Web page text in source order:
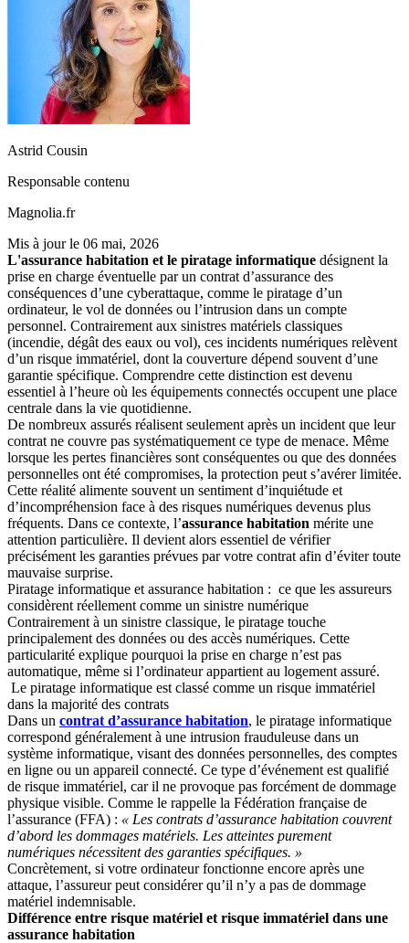
Astrid Cousin
Responsable contenu
Magnolia.fr
Mis à jour le 06 mai, 2026
L'assurance habitation et le piratage informatique désignent la
prise en charge éventuelle par un contrat d’assurance des
conséquences d’une cyberattaque, comme le piratage d’un
ordinateur, le vol de données ou l’intrusion dans un compte
personnel. Contrairement aux sinistres matériels classiques
(incendie, dégât des eaux ou vol), ces incidents numériques relèvent
d’un risque immatériel, dont la couverture dépend souvent d’une
garantie spécifique. Comprendre cette distinction est devenu
essentiel à l’heure où les équipements connectés occupent une place
centrale dans la vie quotidienne.
De nombreux assurés réalisent seulement après un incident que leur
contrat ne couvre pas systématiquement ce type de menace. Même
lorsque les pertes financières sont conséquentes ou que des données
personnelles ont été compromises, la protection peut s’avérer limitée.
Cette réalité alimente souvent un sentiment d’inquiétude et
d’incompréhension face à des risques numériques devenus plus
fréquents. Dans ce contexte, l’assurance habitation mérite une
attention particulière. Il devient alors essentiel de vérifier
précisément les garanties prévues par votre contrat afin d’éviter toute
mauvaise surprise.
Piratage informatique et assurance habitation : ce que les assureurs
considèrent réellement comme un sinistre numérique
Contrairement à un sinistre classique, le piratage touche
principalement des données ou des accès numériques. Cette
particularité explique pourquoi la prise en charge n’est pas
automatique, même si l’ordinateur appartient au logement assuré.
Le piratage informatique est classé comme un risque immatériel
dans la majorité des contrats
Dans un contrat d’assurance habitation, le piratage informatique
correspond généralement à une intrusion frauduleuse dans un
système informatique, visant des données personnelles, des comptes
en ligne ou un appareil connecté. Ce type d’événement est qualifié
de risque immatériel, car il ne provoque pas forcément de dommage
physique visible. Comme le rappelle la Fédération française de
l’assurance (FFA) : « Les contrats d’assurance habitation couvrent
d’abord les dommages matériels. Les atteintes purement
numériques nécessitent des garanties spécifiques. »
Concrètement, si votre ordinateur fonctionne encore après une
attaque, l’assureur peut considérer qu’il n’y a pas de dommage
matériel indemnisable.
Différence entre risque matériel et risque immatériel dans une
assurance habitation